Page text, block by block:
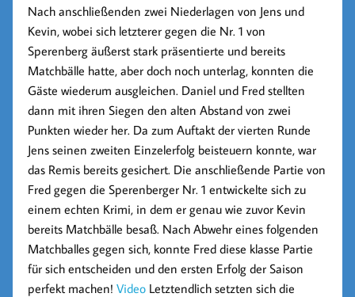
Nach anschließenden zwei Niederlagen von Jens und
Kevin, wobei sich letzterer gegen die Nr. 1 von
Sperenberg äußerst stark präsentierte und bereits
Matchbälle hatte, aber doch noch unterlag, konnten die
Gäste wiederum ausgleichen. Daniel und Fred stellten
dann mit ihren Siegen den alten Abstand von zwei
Punkten wieder her. Da zum Auftakt der vierten Runde
Jens seinen zweiten Einzelerfolg beisteuern konnte, war
das Remis bereits gesichert. Die anschließende Partie von
Fred gegen die Sperenberger Nr. 1 entwickelte sich zu
einem echten Krimi, in dem er genau wie zuvor Kevin
bereits Matchbälle besaß. Nach Abwehr eines folgenden
Matchballes gegen sich, konnte Fred diese klasse Partie
für sich entscheiden und den ersten Erfolg der Saison
perfekt machen!Video Letztendlich setzten sich die